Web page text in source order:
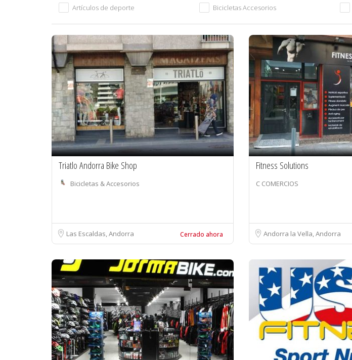
Artículos de deporte Bicicletas Accesorios
Triatlo Andorra Bike Shop
Bicicletas & Accesorios
Las Escaldas, Andorra Cerrado ahora
Fitness Solutions
C COMERCIOS
Andorra la Vella, Andorra